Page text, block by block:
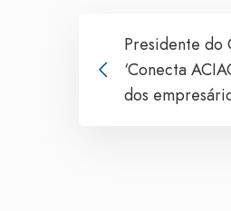
Presidente do
‘Conecta
dos